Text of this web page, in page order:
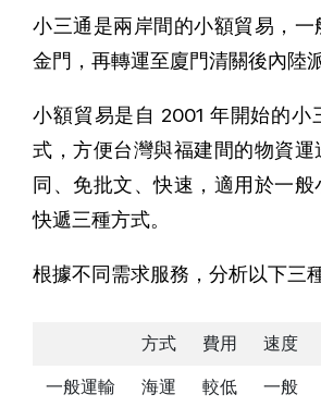
小三通是兩岸間的小額貿易，一
金門，再轉運至廈門清關後內陸派
小額貿易是自 2001 年開始的小
式，方便台灣與福建間的物資運
同、免批文、快速，適用於一
快遞三種方式。
根據不同需求服務，分析以下三
方式 費用 速度
一般運輸 海運 較低 一般